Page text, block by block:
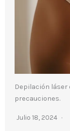
Depilación láser
precauciones.
Julio 18, 2024